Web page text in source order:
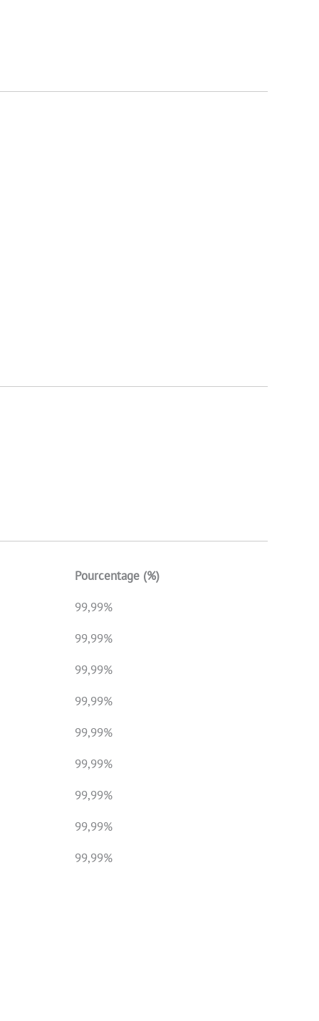
Pourcentage (%)
99,99%
99,99%
99,99%
99,99%
99,99%
99,99%
99,99%
99,99%
99,99%